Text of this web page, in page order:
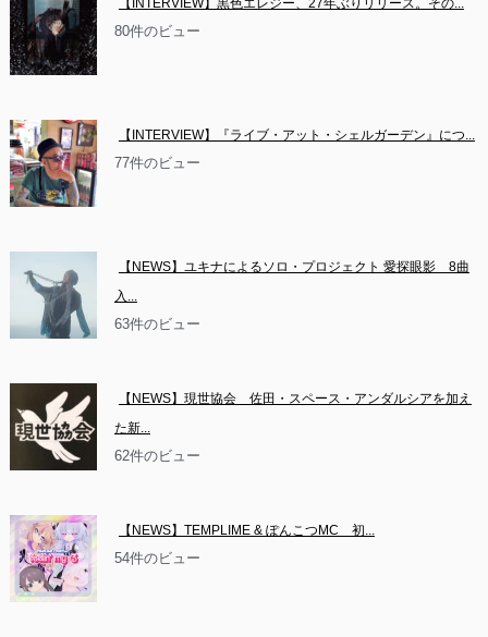
【INTERVIEW】黒色エレジー、27年ぶりリリース。その...
80件のビュー
【INTERVIEW】『ライブ・アット・シェルガーデン』につ...
77件のビュー
【NEWS】ユキナによるソロ・プロジェクト 愛探眼影　8曲
入...
63件のビュー
【NEWS】現世協会　佐田・スペース・アンダルシアを加え
た新...
62件のビュー
【NEWS】TEMPLIME & ぽんこつMC　初...
54件のビュー